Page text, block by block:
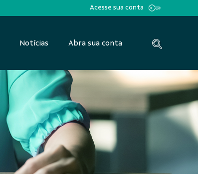
Acesse sua conta
Notícias Abra sua conta